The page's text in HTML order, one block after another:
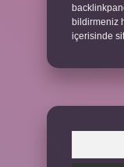
bildirmeniz
içerisinde